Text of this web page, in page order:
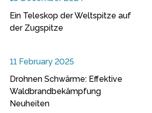
Ein Teleskop der Weltspitze auf
der Zugspitze
11 February 2025
Drohnen Schwärme: Effektive
Waldbrandbekämpfung
Neuheiten